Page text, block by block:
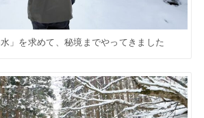
水」を求めて、秘境までやってきました